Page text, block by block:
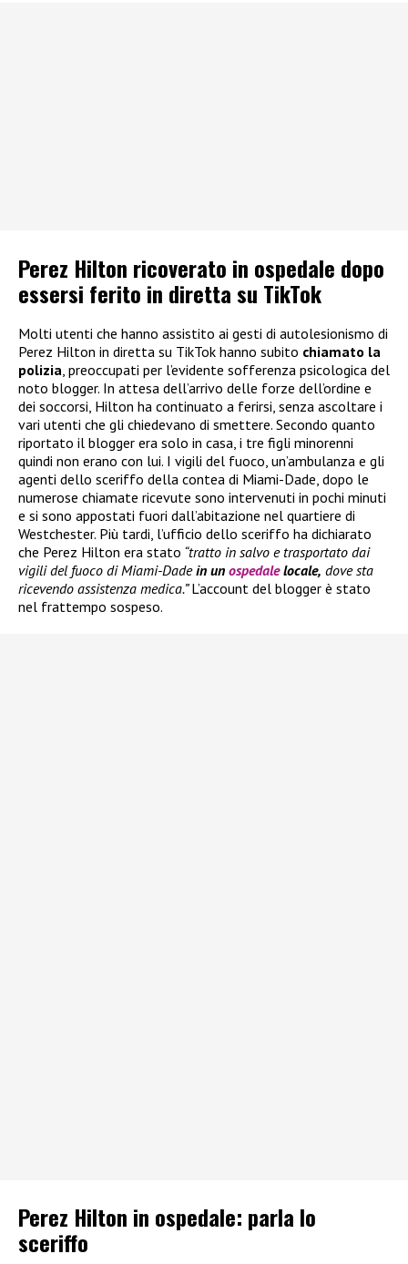
Perez Hilton ricoverato in ospedale dopo
essersi ferito in diretta su TikTok
Molti utenti che hanno assistito ai gesti di autolesionismo di
Perez Hilton in diretta su TikTok hanno subito chiamato la
polizia , preoccupati per l’evidente sofferenza psicologica del
noto blogger. In attesa dell’arrivo delle forze dell’ordine e
dei soccorsi, Hilton ha continuato a ferirsi, senza ascoltare i
vari utenti che gli chiedevano di smettere. Secondo quanto
riportato il blogger era solo in casa, i tre figli minorenni
quindi non erano con lui. I vigili del fuoco, un’ambulanza e gli
agenti dello sceriffo della contea di Miami-Dade, dopo le
numerose chiamate ricevute sono intervenuti in pochi minuti
e si sono appostati fuori dall’abitazione nel quartiere di
Westchester. Più tardi, l’ufficio dello sceriffo ha dichiarato
che Perez Hilton era stato “tratto in salvo e trasportato dai
vigili del fuoco di Miami-Dadein un ospedalelocale, dove sta
ricevendo assistenza medica.”L’account del blogger è stato
nel frattempo sospeso.
Perez Hilton in ospedale: parla lo
sceriffo